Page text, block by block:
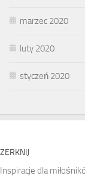
marzec 2020
luty 2020
styczeń 2020
ZERKNIJ
Inspiracje dla